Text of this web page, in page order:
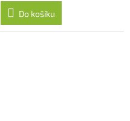
Do košíku